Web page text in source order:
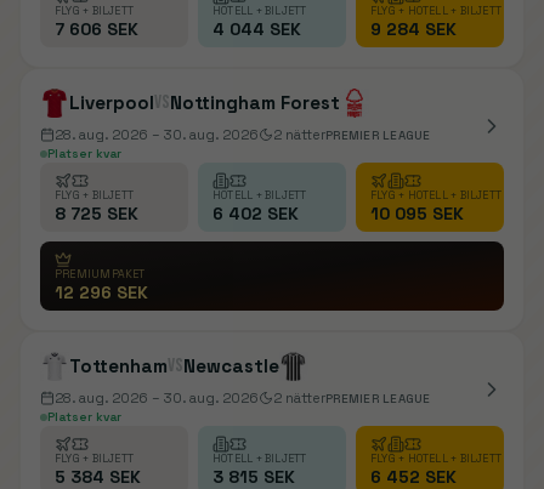
FLYG + BILJETT
7 606 SEK
HOTELL + BILJETT
4 044 SEK
FLYG + HOTELL + BILJETT
9 284 SEK
LiverpoolvsNottingham Forest
28. aug. 2026 – 30. aug. 2026 2 nätterPREMIER LEAGUE
Platser kvar
FLYG + BILJETT
8 725 SEK
HOTELL + BILJETT
6 402 SEK
FLYG + HOTELL + BILJETT
10 095 SEK
PREMIUMPAKET
12 296 SEK
TottenhamvsNewcastle
28. aug. 2026 – 30. aug. 2026 2 nätterPREMIER LEAGUE
Platser kvar
FLYG + BILJETT
5 384 SEK
HOTELL + BILJETT
3 815 SEK
FLYG + HOTELL + BILJETT
6 452 SEK